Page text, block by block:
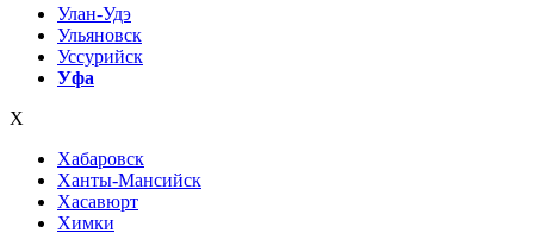
Улан-Удэ
Ульяновск
Уссурийск
Уфа
Х
Хабаровск
Ханты-Мансийск
Хасавюрт
Химки